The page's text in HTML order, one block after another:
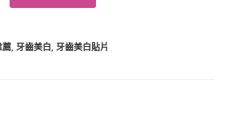
薦, 牙齒美白, 牙齒美白貼片